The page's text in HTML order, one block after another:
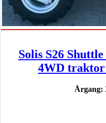
Solis S26
4WD traktor
Årgang: